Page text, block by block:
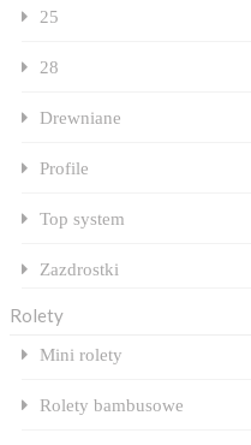
25
28
Drewniane
Profile
Top system
Zazdrostki
Rolety
Mini rolety
Rolety bambusowe